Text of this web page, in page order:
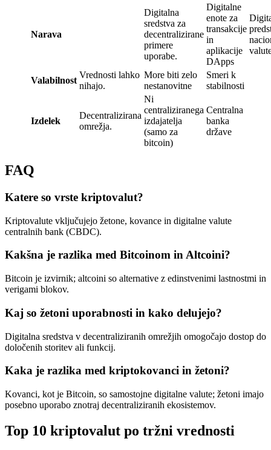
Narava
Digitalna
sredstva za
decentralizirane
primere
uporabe.
Digitalne
enote za
transakcije
in
aplikacije
DApps
Valabilnost
Vrednosti lahko
nihajo.
More biti zelo
nestanovitne
Smeri k
stabilnosti
Izdelek
Decentralizirana
omrežja.
Ni
centraliziranega
izdajatelja
(samo za
bitcoin)
Centralna
banka
države
FAQ
Katere so vrste kriptovalut?
Kriptovalute vključujejo žetone, kovance in digitalne valute
centralnih bank (CBDC).
Kakšna je razlika med Bitcoinom in Altcoini?
Bitcoin je izvirnik; altcoini so alternative z edinstvenimi lastnostmi in
verigami blokov.
Kaj so žetoni uporabnosti in kako delujejo?
Digitalna sredstva v decentraliziranih omrežjih omogočajo dostop do
določenih storitev ali funkcij.
Kaka je razlika med kriptokovanci in žetoni?
Kovanci, kot je Bitcoin, so samostojne digitalne valute; žetoni imajo
posebno uporabo znotraj decentraliziranih ekosistemov.
Top 10 kriptovalut po tržni vrednosti